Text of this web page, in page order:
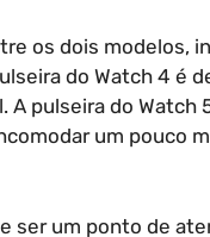
os dois modelos,
do Watch 4 é
A pulseira do Watch
um pouco
ser um ponto de